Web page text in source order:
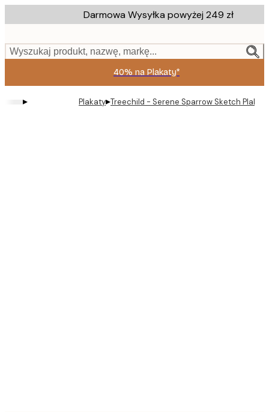
to
content.
Darmowa Wysyłka powyżej 249 zł
Wyszukaj produkt, nazwę, markę...
40% na Plakaty*
▸ Plakaty▸Treechild - Serene Sparrow Sketch Plakat